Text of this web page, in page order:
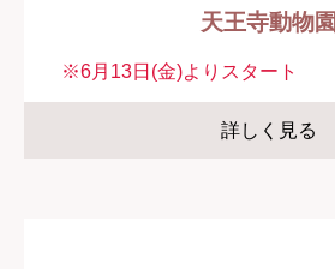
天王寺動物園
※6月13日(金)よりスタート
詳しく見る